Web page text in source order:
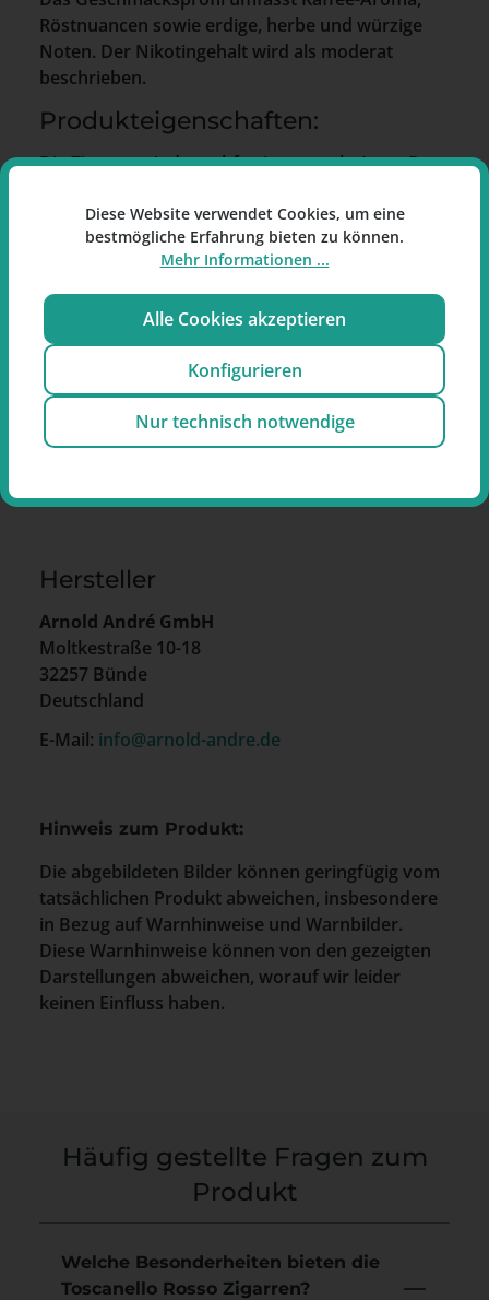
Röstnuancen sowie erdige, herbe und würzige
Noten. Der Nikotingehalt wird als moderat
beschrieben.
Produkteigenschaften:
Die Zigarren sind rauchfertig angeschnitten. Der
gleichmäßig beschrieben.
Besonderheiten:
Kaffee-Aroma
Handgerollt aus Tabak
Rauchfertig angeschnitten
Verpackung mit 5 Zigarren
Toscanello Rosso Zigarren im Shortfiller-Format
mit Herkunft Italien.
Hersteller
Arnold André GmbH
Moltkestraße 10-18
32257 Bünde
Deutschland
E-Mail: info@arnold-andre.de
Hinweis zum Produkt:
Die abgebildeten Bilder können geringfügig vom
tatsächlichen Produkt abweichen, insbesondere
in Bezug auf Warnhinweise und Warnbilder.
Diese Warnhinweise können von den gezeigten
Darstellungen abweichen, worauf wir leider
keinen Einfluss haben.
Häufig gestellte Fragen zum
Produkt
Welche Besonderheiten bieten die
Toscanello Rosso Zigarren?
Diese Website verwendet Cookies, um eine
bestmögliche Erfahrung bieten zu können.
Mehr Informationen ...
Alle Cookies akzeptieren
Konfigurieren
Nur technisch notwendige